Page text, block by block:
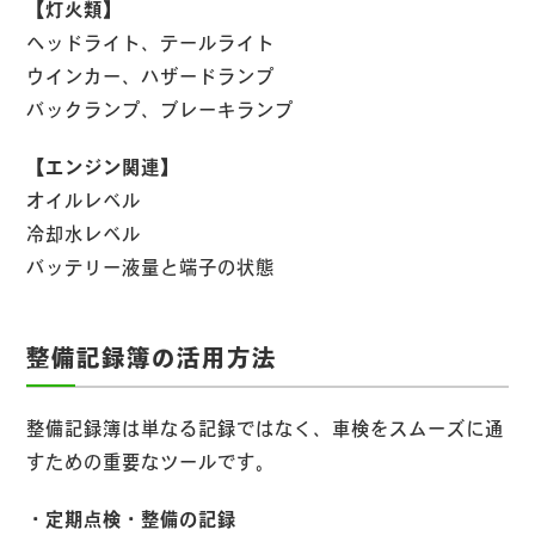
【灯火類】
ヘッドライト、テールライト
ウインカー、ハザードランプ
バックランプ、ブレーキランプ
【エンジン関連】
オイルレベル
冷却水レベル
バッテリー液量と端子の状態
整備記録簿の活用方法
整備記録簿は単なる記録ではなく、車検をスムーズに通
すための重要なツールです。
・定期点検・整備の記録